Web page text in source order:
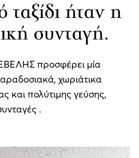
ταξίδι ήταν η
συνταγή.
προσφέρει μία
χωριάτικα
και πολύτιμης γεύσης,
.